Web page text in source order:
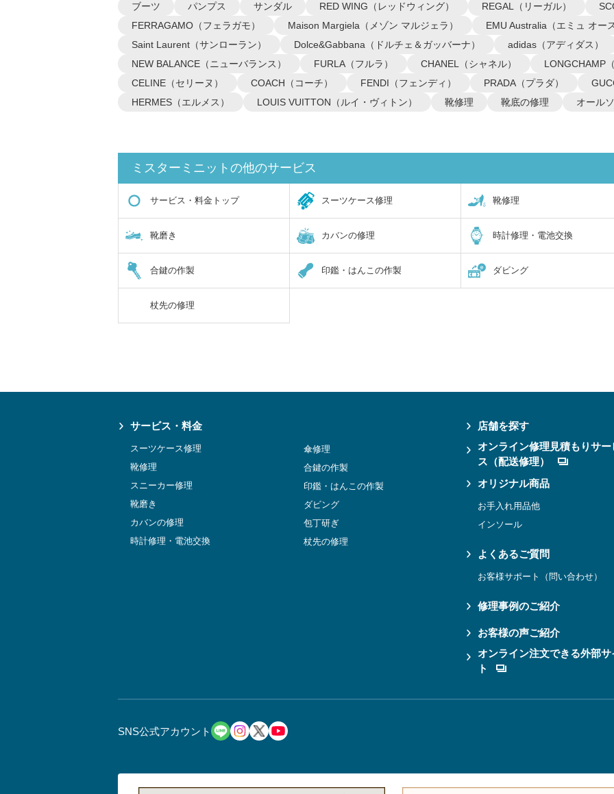
ブーツ
パンプス サンダル RED WING（レッドウィング） REGAL（リーガル）
FERRAGAMO（フェラガモ）
Maison Margiela（メゾン マルジェラ）
EMU Australia（エミュ オー
Saint Laurent（サンローラン）
Dolce&Gabbana（ドルチェ＆ガッバーナ） adidas（アディダス）
NEW BALANCE（ニューバランス）
FURLA（フルラ） CHANEL（シャネル）
LONGCHAMP
CELINE（セリーヌ）
COACH（コーチ） FENDI（フェンディ） PRADA（プラダ）
HERMES（エルメス）
LOUIS VUITTON（ルイ・ヴィトン） 靴修理 靴底の修理 オール
ミスターミニットの他のサービス
サービス・料金トップ スーツケース修理 靴修理
靴磨き カバンの修理 時計修理・電池交換
合鍵の作製 印鑑・はんこの作製 ダビング
杖先の修理
サービス・料金
スーツケース修理
靴修理
スニーカー修理
靴磨き
カバンの修理
時計修理・電池交換
傘修理
合鍵の作製
印鑑・はんこの作製
ダビング
包丁研ぎ
杖先の修理
店舗を探す
オンライン修理見積もりサー
ス（配送修理）
オリジナル商品
お手入れ用品他
インソール
よくあるご質問
お客様サポート（問い合わせ）
修理事例のご紹介
お客様の声ご紹介
オンライン注文できる外部サ
ト
SNS公式アカウント